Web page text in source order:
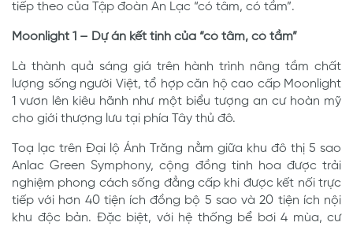
tiếp theo của Tập đoàn An Lạc “có tâm, có tầm”.
Moonlight 1 – Dự án kết tinh của “có tâm, có tầm”
Là thành quả sáng giá trên hành trình nâng tầm chất
lượng sống người Việt, tổ hợp căn hộ cao cấp Moonlight
1 vươn lên kiêu hãnh như một biểu tượng an cư hoàn mỹ
cho giới thượng lưu tại phía Tây thủ đô.
Toạ lạc trên Đại lộ Ánh Trăng nằm giữa khu đô thị 5 sao
Anlac Green Symphony, cộng đồng tinh hoa được trải
nghiệm phong cách sống đẳng cấp khi được kết nối trực
tiếp với hơn 40 tiện ích đồng bộ 5 sao và 20 tiện ích nội
khu độc bản. Đặc biệt, với hệ thống bể bơi 4 mùa, cư